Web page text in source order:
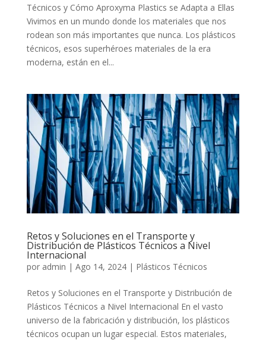
Técnicos y Cómo Aproxyma Plastics se Adapta a Ellas
Vivimos en un mundo donde los materiales que nos
rodean son más importantes que nunca. Los plásticos
técnicos, esos superhéroes materiales de la era
moderna, están en el...
Retos y Soluciones en el Transporte y
Distribución de Plásticos Técnicos a Nivel
Internacional
por admin | Ago 14, 2024| Plásticos Técnicos
Retos y Soluciones en el Transporte y Distribución de
Plásticos Técnicos a Nivel Internacional En el vasto
universo de la fabricación y distribución, los plásticos
técnicos ocupan un lugar especial. Estos materiales,